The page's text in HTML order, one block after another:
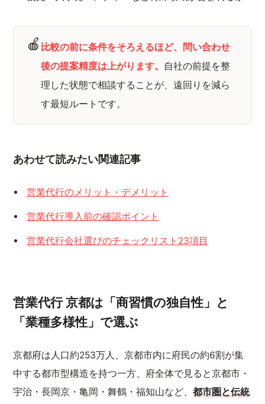
🍎 比較の前に条件をそろえるほど、問い合わせ
後の提案精度は上がります。 自社の前提を整
理した状態で相談することが、遠回りを減ら
す最短ルートです。
あわせて読みたい関連記事
営業代行のメリット・デメリット
営業代行導入前の確認ポイント
営業代行会社選びのチェックリスト23項目
営業代行 京都は「商習慣の独自性」と
「業種多様性」で選ぶ
京都府は人口約253万人、京都市内に府民の約6割が集
中する都市型構造を持つ一方、府全体で見ると京都市・
宇治・長岡京・亀岡・舞鶴・福知山など、都市圏と伝統